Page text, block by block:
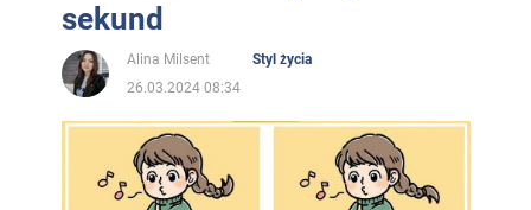
sekund
Alina Milsent
Styl życia
26.03.2024 08:34